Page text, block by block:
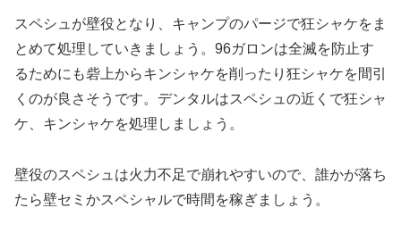
スペシュが壁役となり、キャンプのパージで狂シャケをま
とめて処理していきましょう。96ガロンは全滅を防止す
るためにも砦上からキンシャケを削ったり狂シャケを間引
くのが良さそうです。デンタルはスペシュの近くで狂シャ
ケ、キンシャケを処理しましょう。
壁役のスペシュは火力不足で崩れやすいので、誰かが落ち
たら壁セミかスペシャルで時間を稼ぎましょう。